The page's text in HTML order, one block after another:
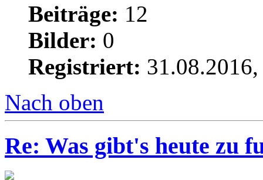
Beiträge: 12
Bilder: 0
Registriert:
Nach oben
Re: Was gibt's heute zu